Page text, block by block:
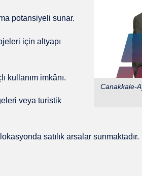
Canakkale-
potansiyeli sunar.
için altyapı
kullanım imkânı.
veya turistik
satılık arsalar sunmaktadır.